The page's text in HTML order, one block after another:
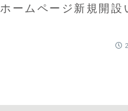
ホームページ新規開設